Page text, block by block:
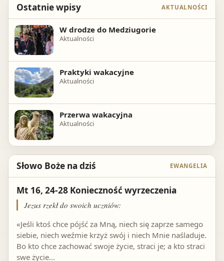
Ostatnie wpisy AKTUALNOŚCI
W drodze do Medziugorie
Aktualności
Praktyki wakacyjne
Aktualności
Przerwa wakacyjna
Aktualności
Słowo Boże na dziś EWANGELIA
Mt 16, 24-28 Konieczność wyrzeczenia
Jezus rzekł do swoich uczniów:
«Jeśli ktoś chce pójść za Mną, niech się zaprze samego
siebie, niech weźmie krzyż swój i niech Mnie naśladuje.
Bo kto chce zachować swoje życie, straci je; a kto straci
swe życie…